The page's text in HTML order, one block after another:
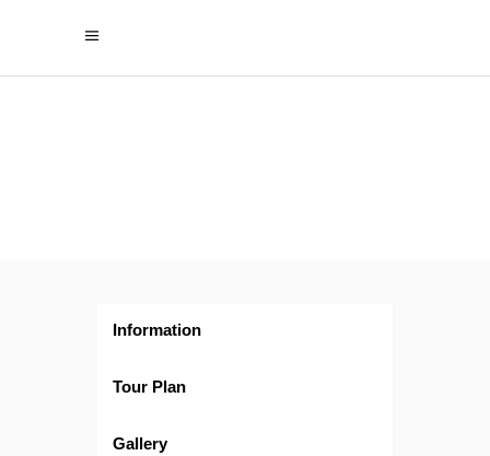
Florida
Information
Tour Plan
Gallery